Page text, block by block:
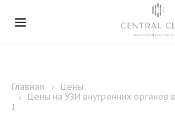
Главная
Цены
Цены на УЗИ внутренних органов
1